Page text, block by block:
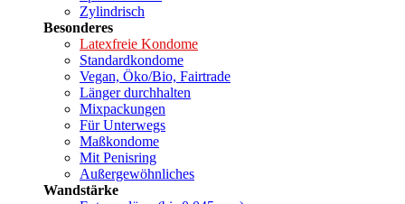
Zylindrisch
Besonderes
Latexfreie Kondome
Standardkondome
Vegan, Öko/Bio, Fairtrade
Länger durchhalten
Mixpackungen
Für Unterwegs
Maßkondome
Mit Penisring
Außergewöhnliches
Wandstärke